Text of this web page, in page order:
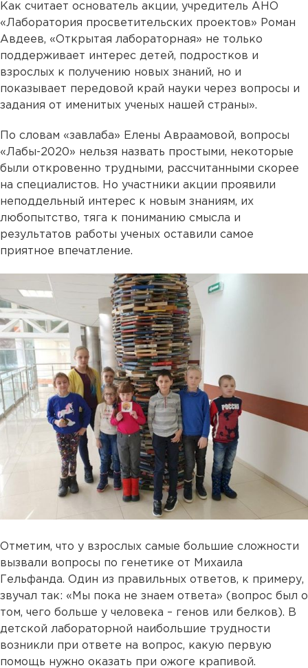
Как считает основатель акции, учредитель АНО
«Лаборатория просветительских проектов» Роман
Авдеев, «Открытая лабораторная» не только
поддерживает интерес детей, подростков и
взрослых к получению новых знаний, но и
показывает передовой край науки через вопросы и
задания от именитых ученых нашей страны».
По словам «завлаба» Елены Авраамовой, вопросы
«Лабы-2020» нельзя назвать простыми, некоторые
были откровенно трудными, рассчитанными скорее
на специалистов. Но участники акции проявили
неподдельный интерес к новым знаниям, их
любопытство, тяга к пониманию смысла и
результатов работы ученых оставили самое
приятное впечатление.
Отметим, что у взрослых самые большие сложности
вызвали вопросы по генетике от Михаила
Гельфанда. Один из правильных ответов, к примеру,
звучал так: «Мы пока не знаем ответа» (вопрос был о
том, чего больше у человека – генов или белков). В
детской лабораторной наибольшие трудности
возникли при ответе на вопрос, какую первую
помощь нужно оказать при ожоге крапивой.